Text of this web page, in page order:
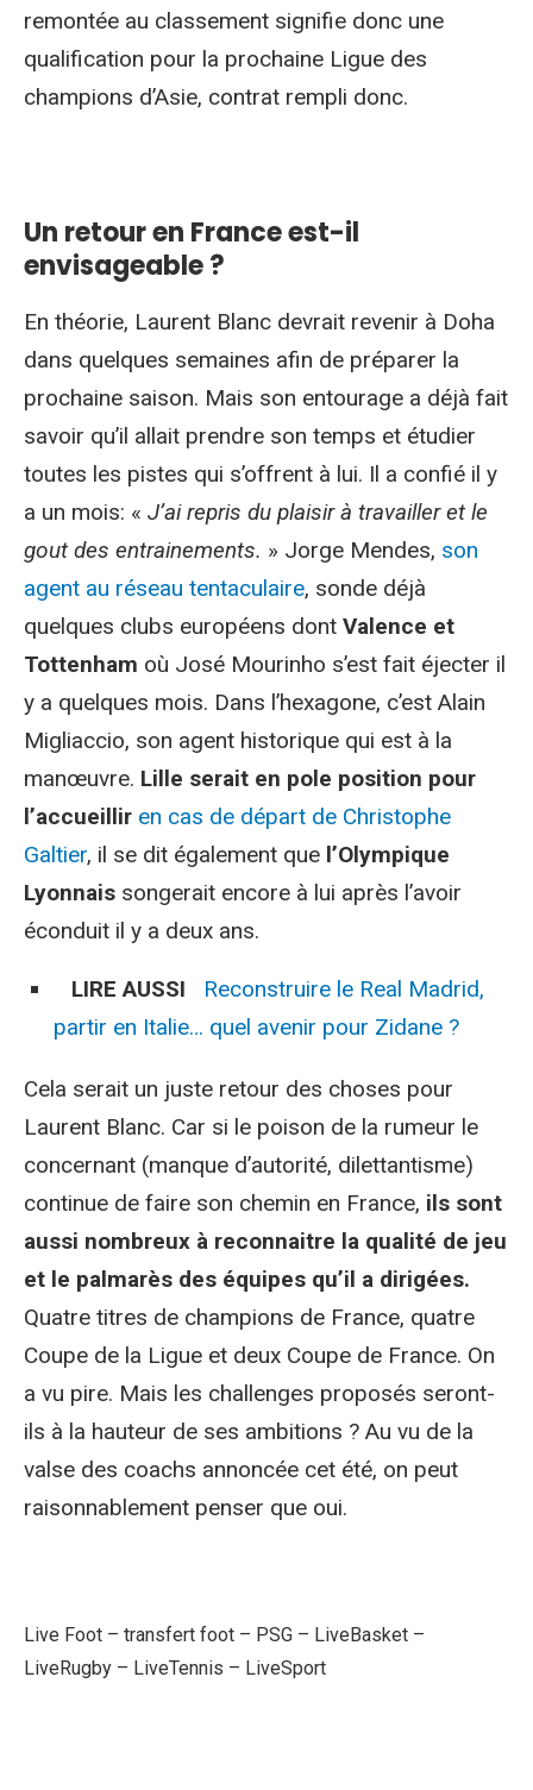
remontée au classement signifie donc une
qualification pour la prochaine Ligue des
champions d’Asie, contrat rempli donc.
Un retour en France est-il
envisageable ?
En théorie, Laurent Blanc devrait revenir à Doha
dans quelques semaines afin de préparer la
prochaine saison. Mais son entourage a déjà fait
savoir qu’il allait prendre son temps et étudier
toutes les pistes qui s’offrent à lui. Il a confié il y
a un mois: « J’ai repris du plaisir à travailler et le
gout des entrainements. » Jorge Mendes, son
agent au réseau tentaculaire, sonde déjà
quelques clubs européens dont Valence et
Tottenham où José Mourinho s’est fait éjecter il
y a quelques mois. Dans l’hexagone, c’est Alain
Migliaccio, son agent historique qui est à la
manœuvre. Lille serait en pole position pour
l’accueillir en cas de départ de Christophe
Galtier, il se dit également que l’Olympique
Lyonnais songerait encore à lui après l’avoir
éconduit il y a deux ans.
LIRE AUSSI
Reconstruire le Real Madrid,
partir en Italie… quel avenir pour Zidane ?
Cela serait un juste retour des choses pour
Laurent Blanc. Car si le poison de la rumeur le
concernant (manque d’autorité, dilettantisme)
continue de faire son chemin en France, ils sont
aussi nombreux à reconnaitre la qualité de jeu
et le palmarès des équipes qu’il a dirigées.
Quatre titres de champions de France, quatre
Coupe de la Ligue et deux Coupe de France. On
a vu pire. Mais les challenges proposés seront-
ils à la hauteur de ses ambitions ? Au vu de la
valse des coachs annoncée cet été, on peut
raisonnablement penser que oui.
Live Foot – transfert foot – PSG – LiveBasket –
LiveRugby – LiveTennis – LiveSport